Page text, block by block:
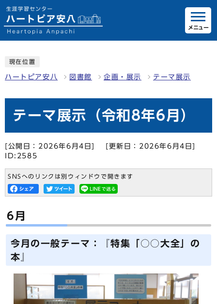
メニュー
現在位置
ハートピア安八 図書館 企画・展示 テーマ展示
テーマ展示（令和8年6月）
[公開日：2026年6月4日]
[更新日：2026年6月4日]
ID:2585
SNSへのリンクは別ウィンドウで開きます
6月
今月の一般テーマ：『特集「○○大全」の
本』